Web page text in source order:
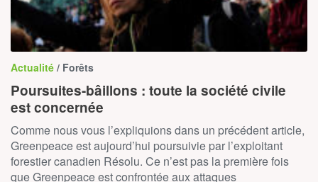
Actualité / Forêts
Poursuites-bâillons : toute la société civile
est concernée
Comme nous vous l’expliquions dans un précédent article,
Greenpeace est aujourd’hui poursuivie par l’exploitant
forestier canadien Résolu. Ce n’est pas la première fois
que Greenpeace est confrontée aux attaques